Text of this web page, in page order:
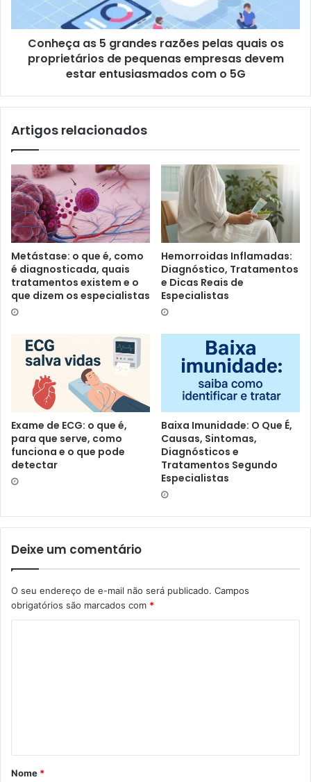
Conheça as 5 grandes razões pelas quais os
proprietários de pequenas empresas devem
estar entusiasmados com o 5G
Artigos relacionados
Metástase: o que é, como
é diagnosticada, quais
tratamentos existem e o
que dizem os especialistas
Hemorroidas Inflamadas:
Diagnóstico, Tratamentos
e Dicas Reais de
Especialistas
Exame de ECG: o que é,
para que serve, como
funciona e o que pode
detectar
Baixa Imunidade: O Que É,
Causas, Sintomas,
Diagnósticos e
Tratamentos Segundo
Especialistas
Deixe um comentário
O seu endereço de e-mail não será publicado. Campos
obrigatórios são marcados com *
á
r
Nome *